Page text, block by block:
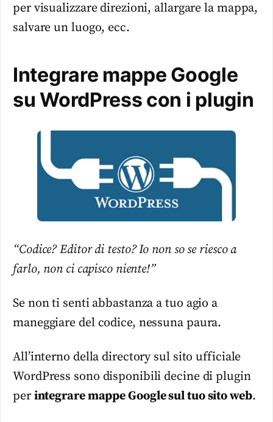
per visualizzare direzioni, allargare la mappa,
salvare un luogo, ecc.
Integrare mappe Google
su WordPress con i plugin
“Codice? Editor di testo? Io non so se riesco a
farlo, non ci capisco niente!”
Se non ti senti abbastanza a tuo agio a
maneggiare del codice, nessuna paura.
All’interno della directory sul sito ufficiale
WordPress sono disponibili decine di plugin
perintegrare mappe Google sul tuo sito web.